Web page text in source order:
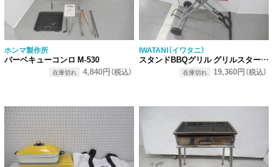
ホンマ製作所
バーベキューコンロ M-530
在庫切れ 4,840円（税込）
IWATANI（イワタニ）
スタンドBBQグリル グリルスター セット
在庫切れ 19,360円（税込）